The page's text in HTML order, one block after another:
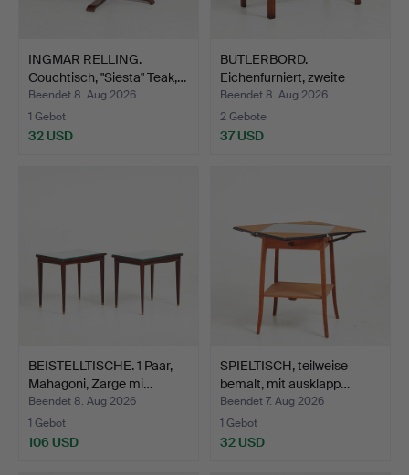
INGMAR RELLING.
Couchtisch, "Siesta" Teak,…
Beendet 8. Aug 2026
1 Gebot
32 USD
BUTLERBORD.
Eichenfurniert, zweite
Hälfte …
Beendet 8. Aug 2026
2 Gebote
37 USD
BEISTELLTISCHE. 1 Paar,
Mahagoni, Zarge mi…
Beendet 8. Aug 2026
1 Gebot
106 USD
SPIELTISCH, teilweise
bemalt, mit ausklapp…
Beendet 7. Aug 2026
1 Gebot
32 USD